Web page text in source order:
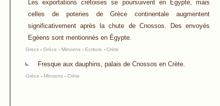
Les exportations crétoises se poursuivent en Égypte, mais
celles de poteries de Grèce continentale augmentent
significativement après la chute de Cnossos. Des envoyés
Egéens sont mentionnés en Égypte.
Grecs - Grèce - Minoens - Ecriture - Crète
Fresque aux dauphins, palais de Cnossos en Crète.
Grèce - Minoens - Crète